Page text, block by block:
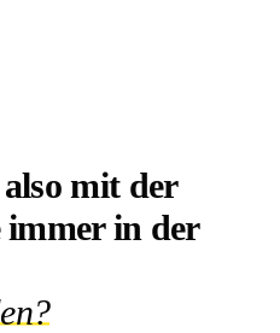
mit der
immer in der